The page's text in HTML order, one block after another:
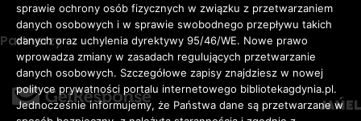
Rozmiar
czcionki
Adomyślna czcionka
Awiększa czcionka
Aduża czcionka
KONTRAST:
ZWIĘKSZ
ODSTĘPY
Partnerzy
sprawie ochrony osób fizycznych w związku z przetwarzaniem
danych osobowych i w sprawie swobodnego przepływu takich
danych oraz uchylenia dyrektywy 95/46/WE. Nowe prawo
wprowadza zmiany w zasadach regulujących przetwarzanie
danych osobowych. Szczegółowe zapisy znajdziesz w nowej
polityce prywatności portalu internetowego bibliotekagdynia.pl.
Jednocześnie informujemy, że Państwa dane są przetwarzane w